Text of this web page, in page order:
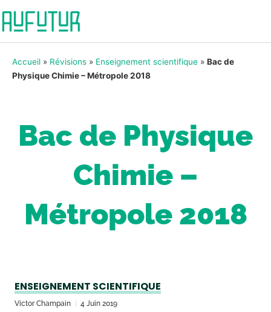
Accueil » Révisions » Enseignement scientifique » Bac de
Physique Chimie – Métropole 2018
Bac de Physique
Chimie –
Métropole 2018
ENSEIGNEMENT SCIENTIFIQUE
Victor Champain 4 Juin 2019